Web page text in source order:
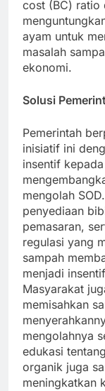
cost (BC) ratio
ayam untuk
masalah
ekonomi.
Solusi
Pemerintah
inisiatif ini
insentif
mengolah
penyediaan
pemasaran,
regulasi yang
sampah
menjadi
Masyarakat
memisahkan
mengolahnya
edukasi
organik juga
meningkatkan